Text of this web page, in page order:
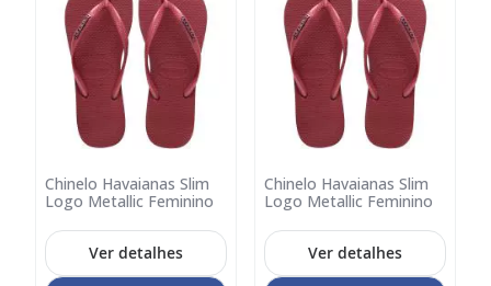
Chinelo Havaianas Slim
Logo Metallic Feminino
Adicionar
no
carrinhoVer detalhes
Chinelo Havaianas Slim
Logo Metallic Feminino
Adicionar
no
carrinhoVer detalhes